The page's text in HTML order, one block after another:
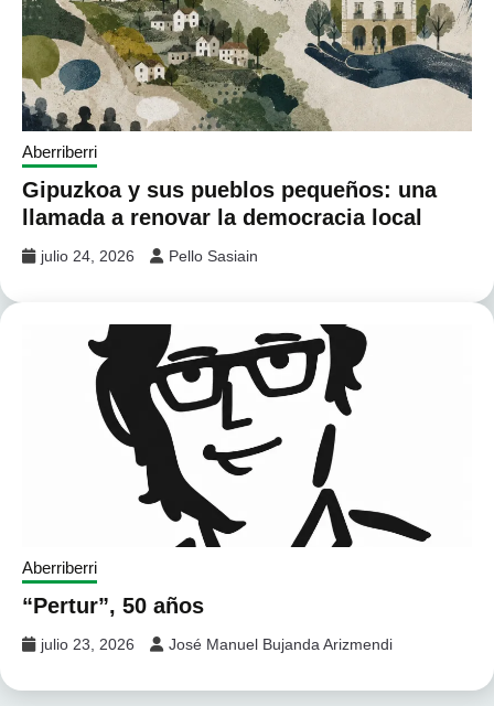
Aberriberri
Gipuzkoa y sus pueblos pequeños: una
llamada a renovar la democracia local
julio 24, 2026 Pello Sasiain
Aberriberri
“Pertur”, 50 años
julio 23, 2026 José Manuel Bujanda Arizmendi